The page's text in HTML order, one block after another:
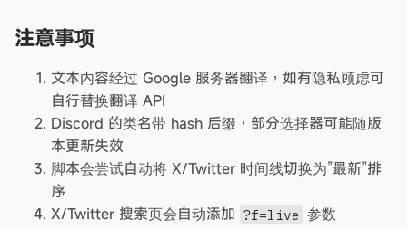
注意事项
文本内容经过 Google 服务器翻译，如有隐私顾虑可
自行替换翻译 API
Discord 的类名带 hash 后缀，部分选择器可能随版
本更新失效
脚本会尝试自动将 X/Twitter 时间线切换为”最新”排
序
X/Twitter 搜索页会自动添加 ?f=live 参数